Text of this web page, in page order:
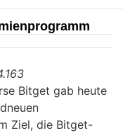
Bitget gab heute
Ziel, die Bitget-